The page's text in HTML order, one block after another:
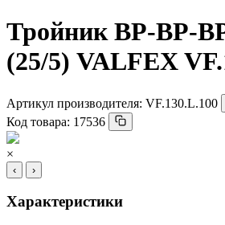
Тройник ВР-ВР-
(25/5) VALFEX
Артикул производителя: VF.130.L.100
Код товара: 17536
×
‹ ›
Характеристики